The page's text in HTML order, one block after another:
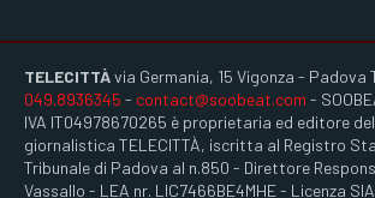
TELECITTÀvia Germania, 15 Vigonza - Padova
049.8936345 - contact@soobeat.com -
IVA IT04978670265 è proprietaria ed editore
giornalistica TELECITTÀ, iscritta al Registro
Tribunale di Padova al n.850 - Direttore
Vassallo - LEA nr. LIC7466BE4MHE - Licenza